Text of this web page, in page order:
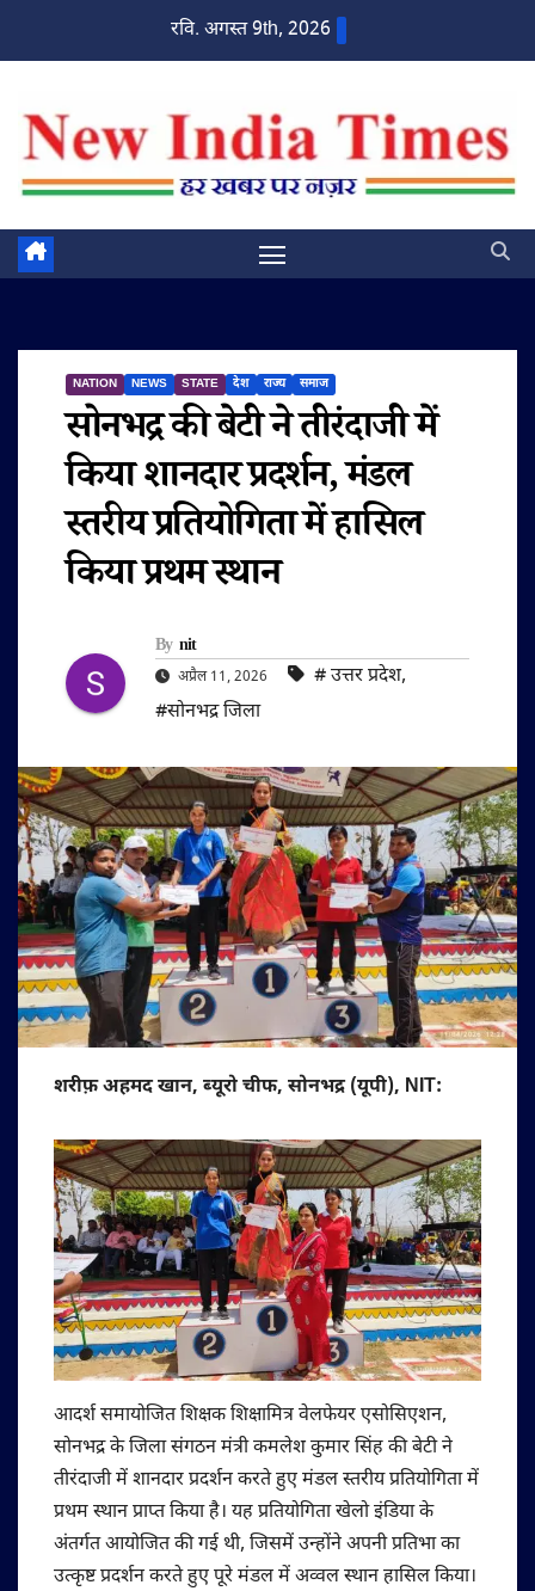
रवि. अगस्त 9th, 2026
NATION NEWS STATE देश राज्य समाज
सोनभद्र की बेटी ने तीरंदाजी में
किया शानदार प्रदर्शन, मंडल
स्तरीय प्रतियोगिता में हासिल
किया प्रथम स्थान
By nit
अप्रैल 11, 2026 #‌ उत्तर प्रदेश,
#सोनभद्र जिला
शरीफ़ अहमद खान, ब्यूरो चीफ, सोनभद्र (यूपी), NIT:
आदर्श समायोजित शिक्षक शिक्षामित्र वेलफेयर एसोसिएशन,
सोनभद्र के जिला संगठन मंत्री कमलेश कुमार सिंह की बेटी ने
तीरंदाजी में शानदार प्रदर्शन करते हुए मंडल स्तरीय प्रतियोगिता में
प्रथम स्थान प्राप्त किया है। यह प्रतियोगिता खेलो इंडिया के
अंतर्गत आयोजित की गई थी, जिसमें उन्होंने अपनी प्रतिभा का
उत्कृष्ट प्रदर्शन करते हुए पूरे मंडल में अव्वल स्थान हासिल किया।